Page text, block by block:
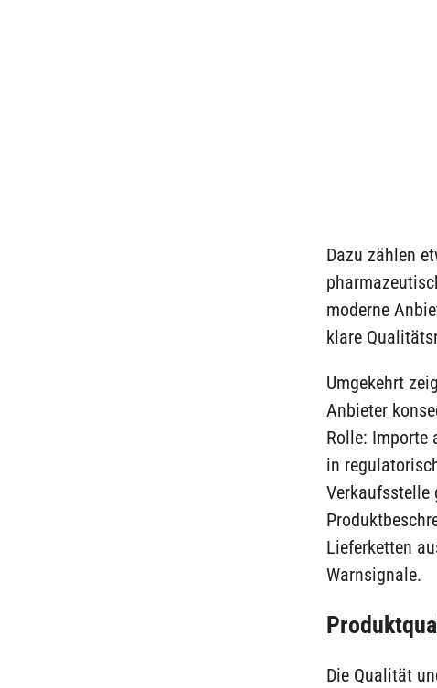
Dazu zählen
moderne
klare
Umgekehrt
Anbieter
Rolle: Importe
in
Verkaufsstelle
Lieferketten
Warnsignale.
Die Qualität